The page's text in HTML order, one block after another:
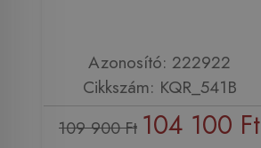
Azonosító: 222922
Cikkszám: KQR_541B
109 900 Ft 104 100 Ft